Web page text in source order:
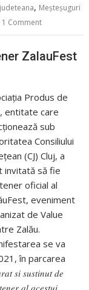
, Meşteşuguri
1 Comment
ZalauFest
Produs de
entitate care
sub
Consiliului
(CJ) Cluj, a
invitată să fie
oficial al
eveniment
de Value
Zalău.
se va
în parcarea
𝑠𝑖 𝑠𝑢𝑠𝑡𝑖𝑛𝑢𝑡 𝑑𝑒
𝑎𝑙 𝑎𝑐𝑒𝑠𝑡𝑢𝑖